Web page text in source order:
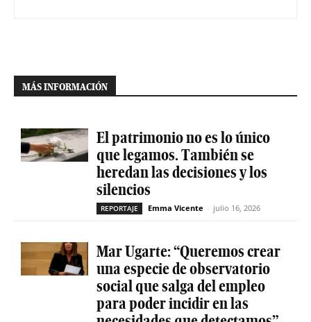
MÁS INFORMACIÓN
El patrimonio no es lo único
que legamos. También se
heredan las decisiones y los
silencios
REPORTAJE Emma Vicente - julio 16, 2026
Mar Ugarte: “Queremos crear
una especie de observatorio
social que salga del empleo
para poder incidir en las